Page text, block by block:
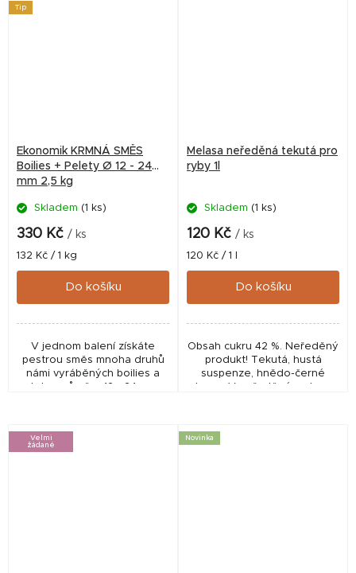
Tip
Ekonomik KRMNÁ SMĚS
Boilies + Pelety Ø 12 - 24
mm 2,5 kg
Skladem (1 ks)
330 Kč / ks
Měrná
cena:
132 Kč / 1 kg
Do košíku
V jednom balení získáte
pestrou směs mnoha druhů
námi vyráběných boilies a
pelet o průměru 12 - 24 mm, v
Melasa neředěná tekutá pro
ryby 1l
Skladem (1 ks)
120 Kč / ks
Měrná
cena:
120 Kč / 1 l
Do košíku
Obsah cukru 42 %. Neředěný
produkt! Tekutá, hustá
suspenze, hnědo-černé
barvy. V neředěném stavu
Velmi
žádané
Novinka